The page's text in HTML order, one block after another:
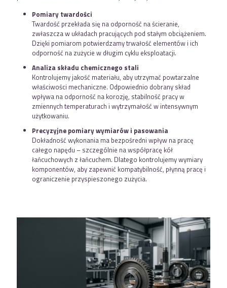
Pomiary twardości
Twardość przekłada się na odporność na ścieranie,
zwłaszcza w układach pracujących pod stałym obciążeniem.
Dzięki pomiarom potwierdzamy trwałość elementów i ich
odporność na zużycie w długim cyklu eksploatacji.
Analiza składu chemicznego stali
Kontrolujemy jakość materiału, aby utrzymać powtarzalne
właściwości mechaniczne. Odpowiednio dobrany skład
wpływa na odporność na korozję, stabilność pracy w
zmiennych temperaturach i wytrzymałość w intensywnym
użytkowaniu.
Precyzyjne pomiary wymiarów i pasowania
Dokładność wykonania ma bezpośredni wpływ na pracę
całego napędu – szczególnie na współpracę kół
łańcuchowych z łańcuchem. Dlatego kontrolujemy wymiary
komponentów, aby zapewnić kompatybilność, płynną pracę i
ograniczenie przyspieszonego zużycia.